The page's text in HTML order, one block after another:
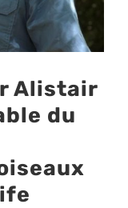
Alistair
du